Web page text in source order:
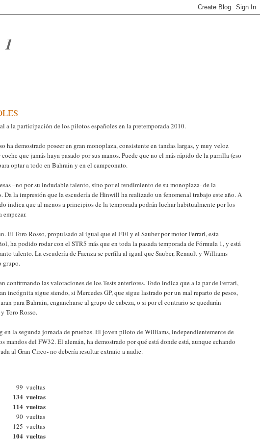
a la participación de los pilotos españoles en la pretemporada 2010.
ha demostrado poseer en gran monoplaza, consistente en tandas largas, y muy veloz
que jamás haya pasado por sus manos. Puede que no el más rápido de la parrilla (eso
optar a todo en Bahrain y en el campeonato.
–no por su indudable talento, sino por el rendimiento de su monoplaza- de la
Da la impresión que la escudería de Hinwill ha realizado un fenomenal trabajo este año. A
indica que al menos a principios de la temporada podrán luchar habitualmente por los
empezar.
El Toro Rosso, propulsado al igual que el F10 y el Sauber por motor Ferrari, esta
ha podido rodar con el STR5 más que en toda la pasada temporada de Fórmula 1, y está
talento. La escudería de Faenza se perfila al igual que Sauber, Renault y Williams
grupo.
confirmando las valoraciones de los Tests anteriores. Todo indica que a la par de Ferrari,
incógnita sigue siendo, si Mercedes GP, que sigue lastrado por un mal reparto de pesos,
para Bahrain, engancharse al grupo de cabeza, o si por el contrario se quedarán
Toro Rosso.
la segunda jornada de pruebas. El joven piloto de Williams, independientemente de
del FW32. El alemán, ha demostrado por qué está donde está, aunque echando
al Gran Circo- no debería resultar extraño a nadie.
99 vueltas
134 vueltas
114 vueltas
90 vueltas
125 vueltas
104 vueltas